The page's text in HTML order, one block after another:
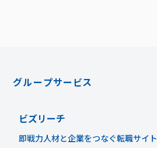
グループサービス
ビズリーチ
即戦力人材と企業をつなぐ転職サイト